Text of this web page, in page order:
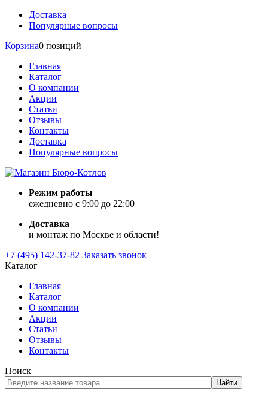
Доставка
Популярные вопросы
Корзина0 позиций
Главная
Каталог
О компании
Акции
Статьи
Отзывы
Контакты
Доставка
Популярные вопросы
Режим работы
ежедневно с 9:00 до 22:00
Доставка
и монтаж по Москве и области!
+7 (495) 142-37-82 Заказать звонок
Каталог
Главная
Каталог
О компании
Акции
Статьи
Отзывы
Контакты
Поиск
Найти